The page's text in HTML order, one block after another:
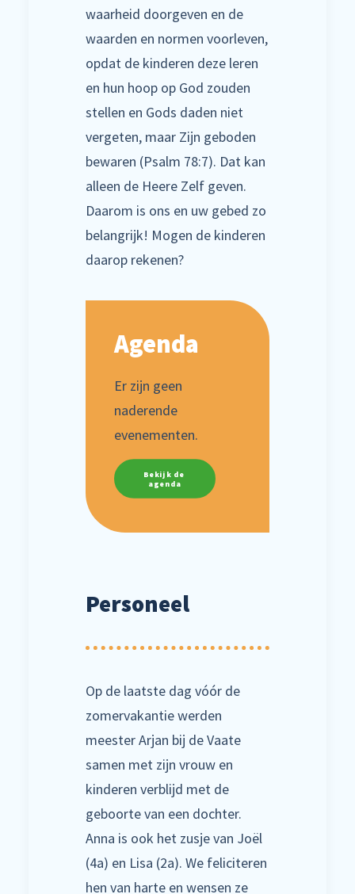
waarheid doorgeven en de
waarden en normen voorleven,
opdat de kinderen deze leren
en hun hoop op God zouden
stellen en Gods daden niet
vergeten, maar Zijn geboden
bewaren (Psalm 78:7). Dat kan
alleen de Heere Zelf geven.
Daarom is ons en uw gebed zo
belangrijk! Mogen de kinderen
daarop rekenen?
Agenda
Er zijn geen
naderende
evenementen.
Bekijk de
agenda
Personeel
Op de laatste dag vóór de
zomervakantie werden
meester Arjan bij de Vaate
samen met zijn vrouw en
kinderen verblijd met de
geboorte van een dochter.
Anna is ook het zusje van Joël
(4a) en Lisa (2a). We feliciteren
hen van harte en wensen ze